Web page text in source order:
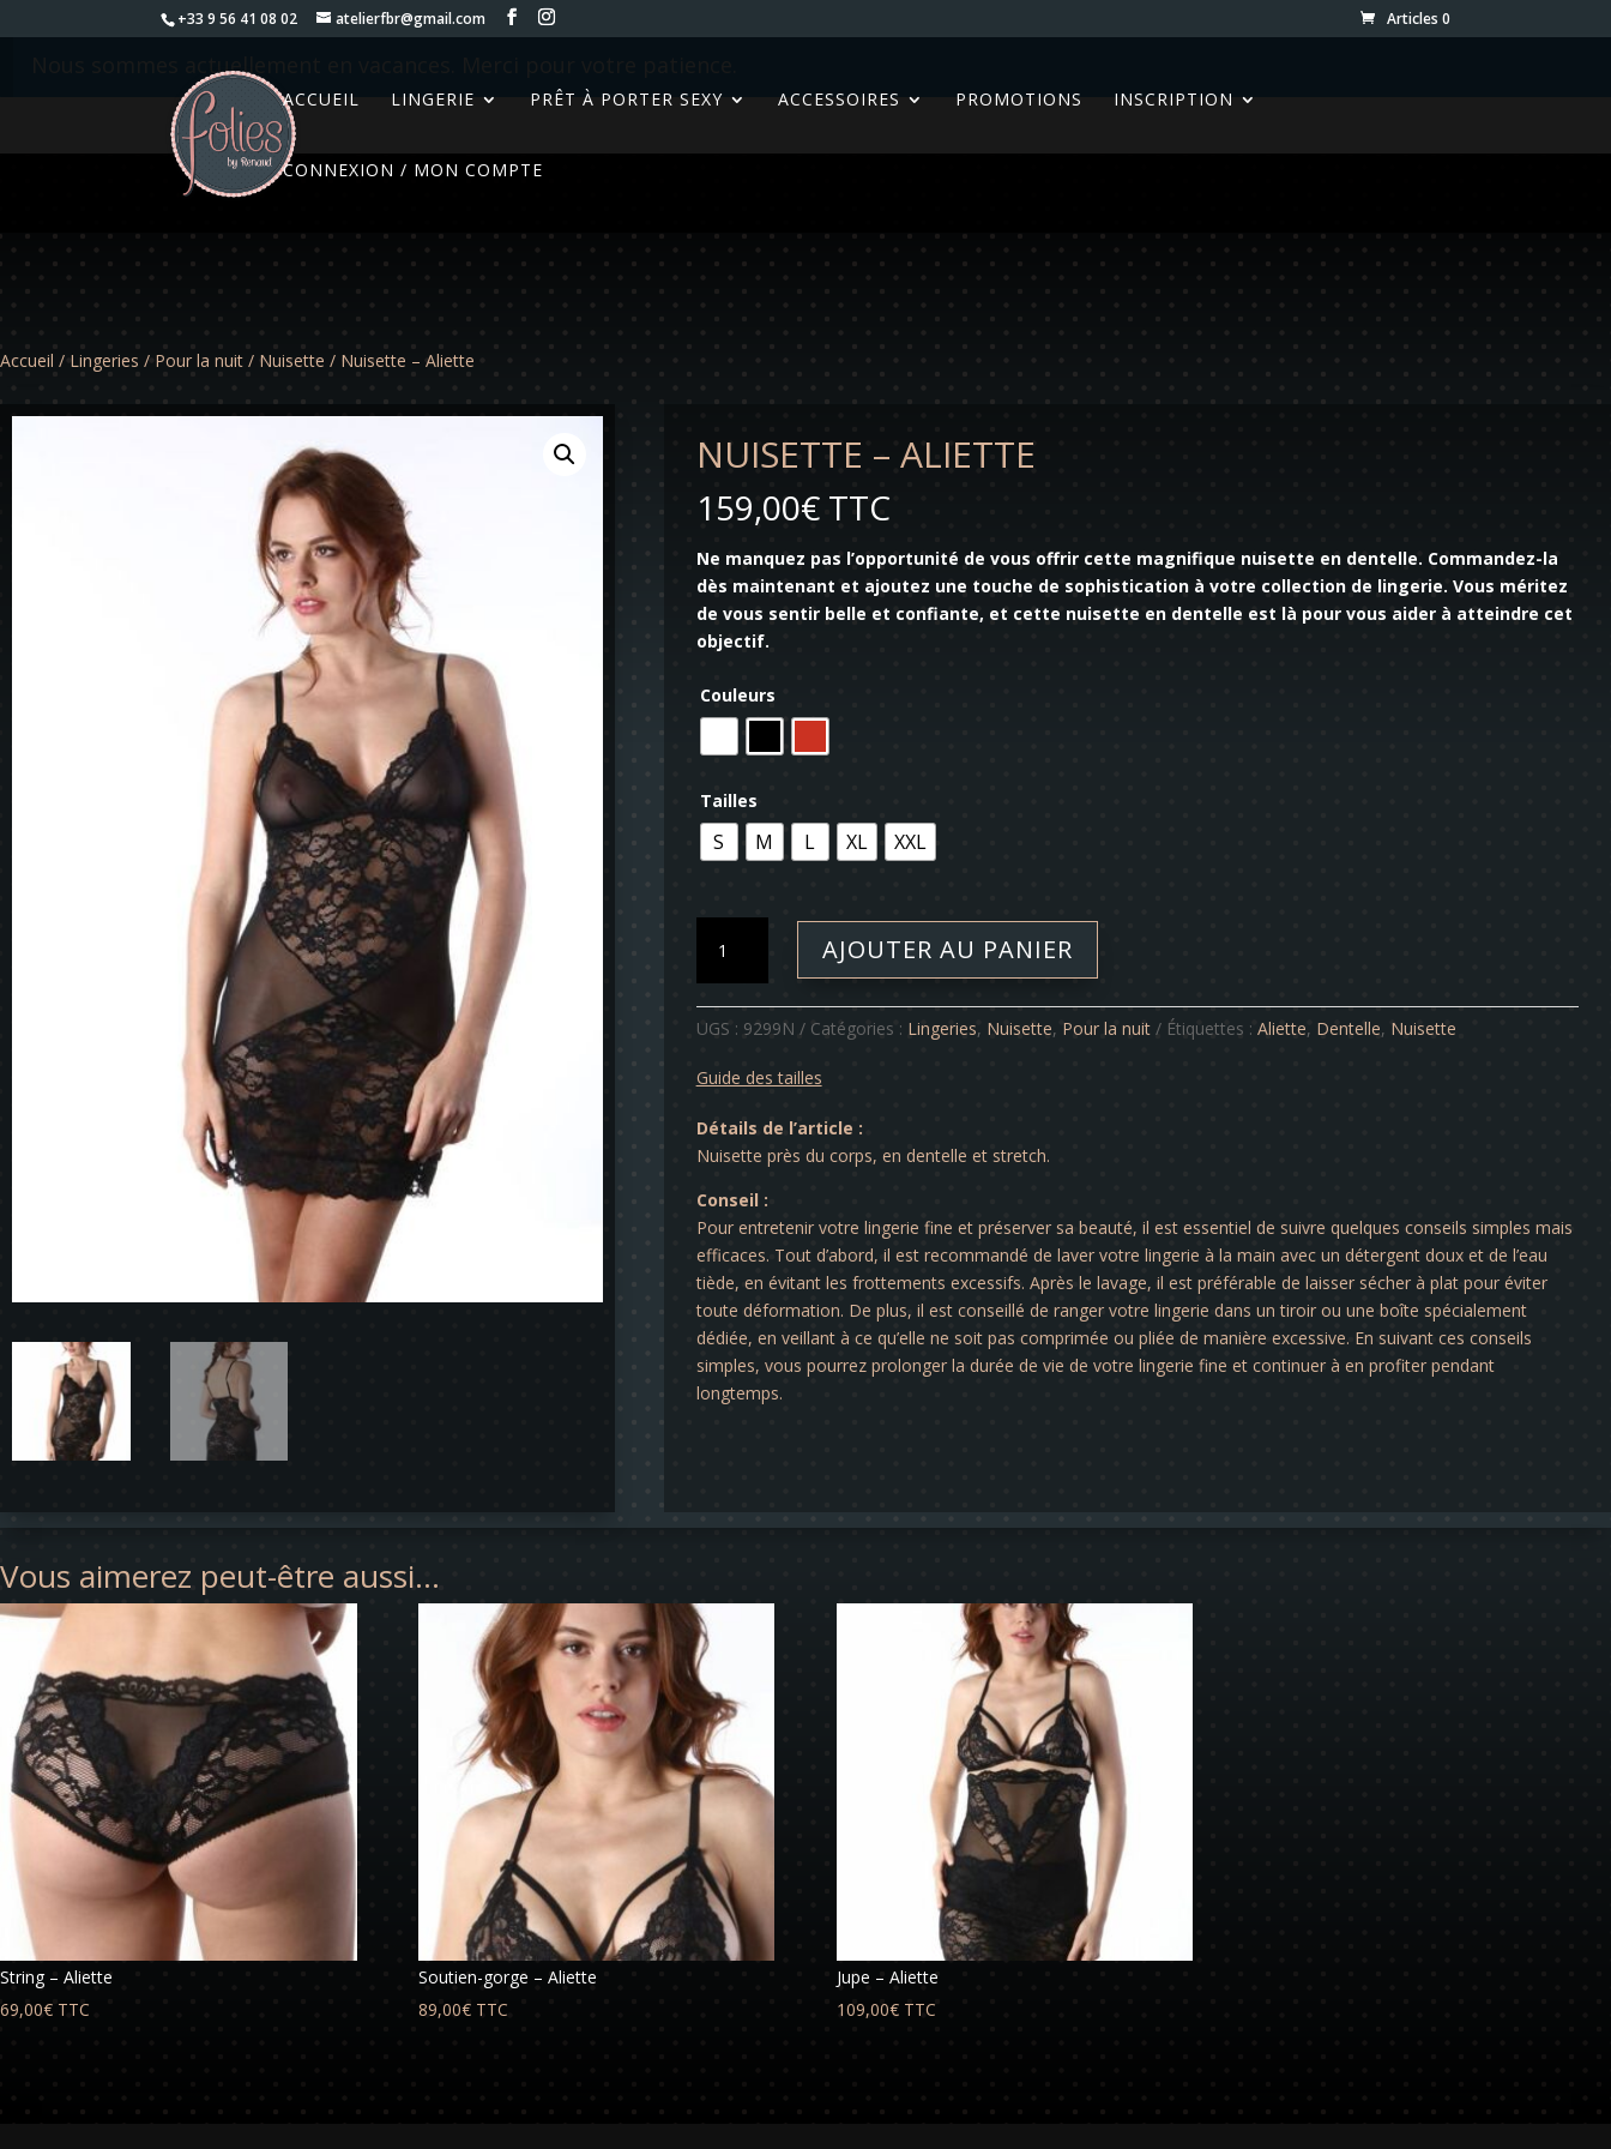
+33 9 56 41 08 02 atelierfbr@gmail.com Articles 0
ACCUEIL LINGERIE PRÊT À PORTER SEXY ACCESSOIRES PROMOTIONS INSCRIPTION
CONNEXION / MON COMPTE
Nous sommes actuellement en vacances. Merci pour votre patience.
Accueil / Lingeries / Pour la nuit / Nuisette / Nuisette – Aliette
NUISETTE – ALIETTE
159,00€ TTC
Ne manquez pas l’opportunité de vous offrir cette magnifique nuisette en dentelle. Commandez-la
dès maintenant et ajoutez une touche de sophistication à votre collection de lingerie. Vous méritez
de vous sentir belle et confiante, et cette nuisette en dentelle est là pour vous aider à atteindre cet
objectif.
Couleurs
Tailles
S M L XL XXL
Nuisette
-
Aliette
AJOUTER AU PANIER
UGS : 9299N Catégories : Lingeries, Nuisette, Pour la nuit Étiquettes : Aliette, Dentelle, Nuisette
Guide des tailles
Détails de l’article :
Nuisette près du corps, en dentelle et stretch.
Conseil :
Pour entretenir votre lingerie fine et préserver sa beauté, il est essentiel de suivre quelques conseils simples mais
efficaces. Tout d’abord, il est recommandé de laver votre lingerie à la main avec un détergent doux et de l’eau
tiède, en évitant les frottements excessifs. Après le lavage, il est préférable de laisser sécher à plat pour éviter
toute déformation. De plus, il est conseillé de ranger votre lingerie dans un tiroir ou une boîte spécialement
dédiée, en veillant à ce qu’elle ne soit pas comprimée ou pliée de manière excessive. En suivant ces conseils
simples, vous pourrez prolonger la durée de vie de votre lingerie fine et continuer à en profiter pendant
longtemps.
Vous aimerez peut-être aussi…
String – Aliette
69,00€ TTC
Soutien-gorge – Aliette
89,00€ TTC
Jupe – Aliette
109,00€ TTC